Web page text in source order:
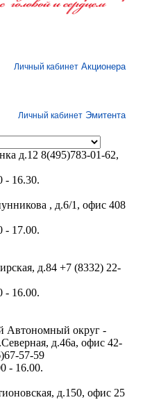
Личный кабинет Акционера
Личный кабинет Эмитента
д.12 8(495)783-01-62,
- 16.30.
, д.6/1, офис 408
- 17.00.
д.84 +7 (8332) 22-
- 16.00.
Автономный округ -
д.46а, офис 42-
57-59
- 16.00.
д.150, офис 25